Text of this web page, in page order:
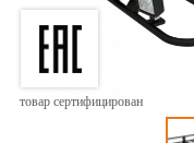
товар сертифицирован